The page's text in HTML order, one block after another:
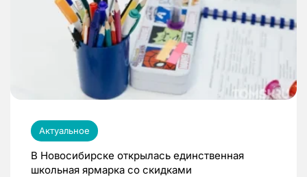
Актуальное
В Новосибирске открылась единственная
школьная ярмарка со скидками